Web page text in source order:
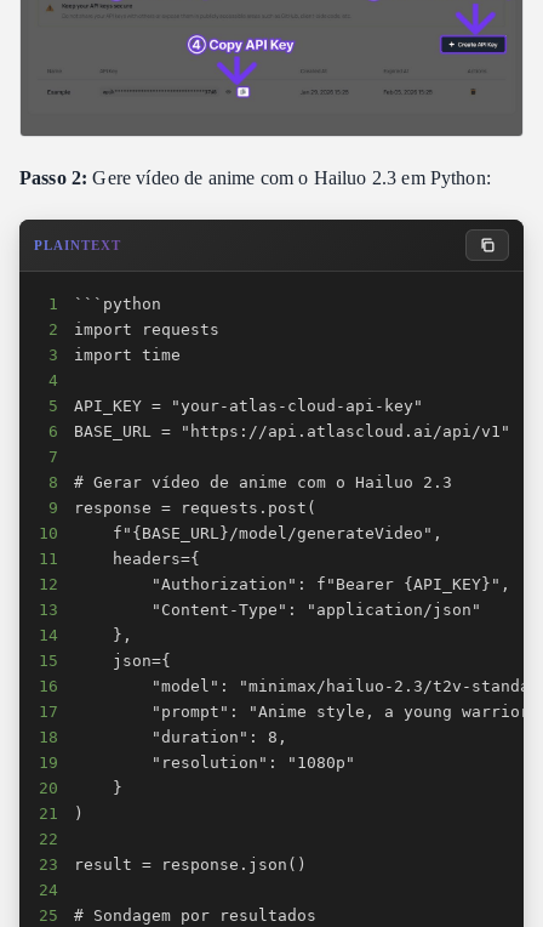
Passo 2: Gere vídeo de anime com o Hailuo 2.3 em Python:
PLAINTEXT
1
2
3
4
5
6
7
8
9
10
11
12
13
14
15
16
17
18
19
20
21
22
23
24
25